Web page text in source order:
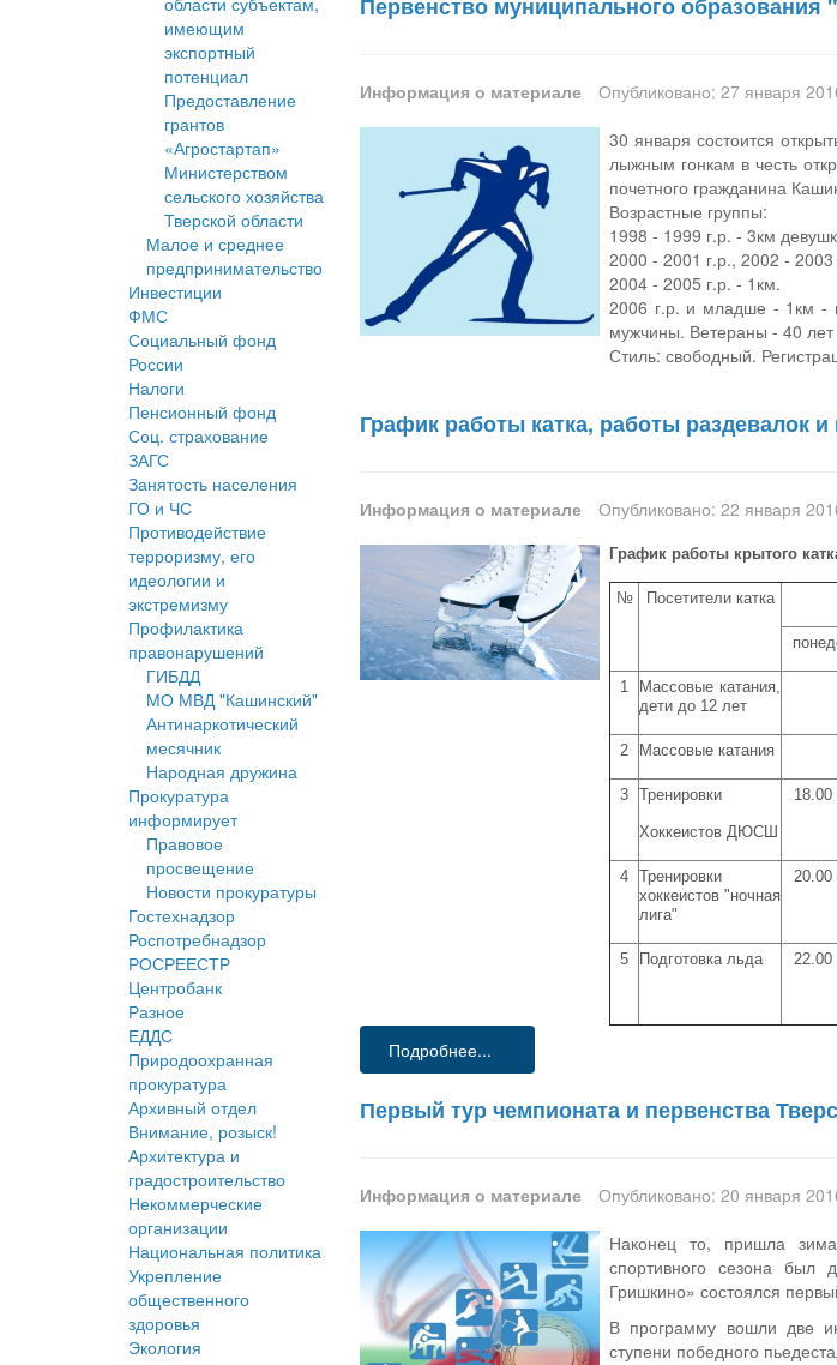
имеющим
экспортный
потенциал
Предоставление
грантов
«Агростартап»
Министерством
сельского хозяйства
Тверской области
Малое и среднее
предпринимательство
Инвестиции
ФМС
Социальный фонд
России
Налоги
Пенсионный фонд
Соц. страхование
ЗАГС
Занятость населения
ГО и ЧС
Противодействие
терроризму, его
идеологии и
экстремизму
Профилактика
правонарушений
ГИБДД
МО МВД "Кашинский"
Антинаркотический
месячник
Народная дружина
Прокуратура
информирует
Правовое
просвещение
Новости прокуратуры
Гостехнадзор
Роспотребнадзор
РОСРЕЕСТР
Центробанк
Разное
ЕДДС
Природоохранная
прокуратура
Архивный отдел
Внимание, розыск!
Архитектура и
градостроительство
Некоммерческие
организации
Национальная политика
Укрепление
общественного
здоровья
Экология
Первенство муниципального
Информация о материале
Опубликовано: 27 января
30 января состоится
лыжным гонкам в честь
почетного гражданина
Возрастные группы:
1998 - 1999 г.р. - 3км
2000 - 2001 г.р., 2002 - 2003
2004 - 2005 г.р. - 1км.
2006 г.р. и младше - 1км -
мужчины. Ветераны - 40
Стиль: свободный.
График работы катка, работы раздевалок
Информация о материале Опубликовано: 22 января
График работы крытого
№ Посетители катка
1
Массовые катания,
дети до 12 лет
2 Массовые катания
3 Тренировки
Хоккеистов ДЮСШ
18.00
4
Тренировки
хоккеистов "ночная
лига"
20.00
5 Подготовка льда 22.00
Подробнее...
Первый тур чемпионата и первенства
Информация о материале
Опубликовано: 20 января
Наконец то, пришла
спортивного сезона был
Гришкино» состоялся
В программу вошли две
ступени победного